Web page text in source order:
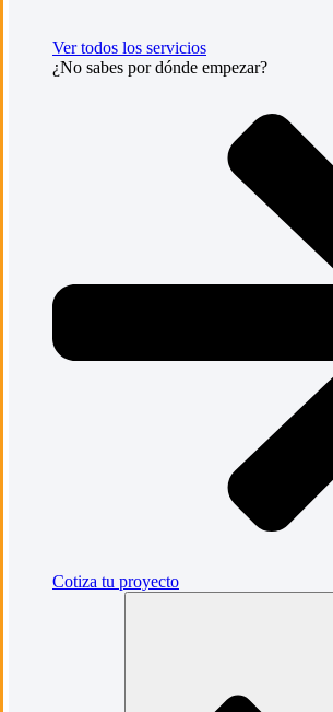
Ver todos los servicios
¿No sabes por dónde empezar?
Cotiza tu proyecto